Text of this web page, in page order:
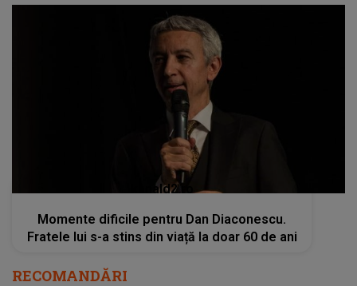
kanald2.ro
Momente dificile pentru Dan Diaconescu.
Fratele lui s-a stins din viață la doar 60 de ani
RECOMANDĂRI